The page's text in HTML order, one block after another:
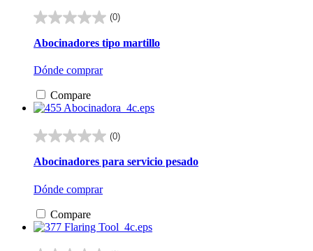
(0)
0.0
5
Abocinadores tipo martillo
Dónde comprar
Compare
(0)
0.0
5
Abocinadores para servicio pesado
Dónde comprar
Compare